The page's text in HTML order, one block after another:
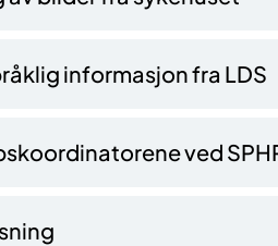
informasjon fra LDS
ved